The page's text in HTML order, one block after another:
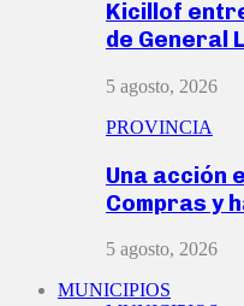
Kicillof
de General
5 agosto, 2026
PROVINCIA
Una acción
Compras y
5 agosto, 2026
MUNICIPIOS